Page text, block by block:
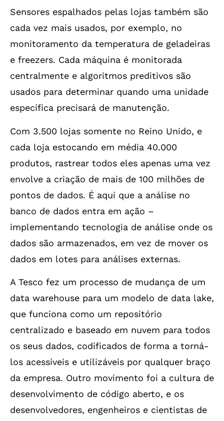
Sensores espalhados pelas lojas também são
cada vez mais usados, por exemplo, no
monitoramento da temperatura de geladeiras
e freezers. Cada máquina é monitorada
centralmente e algoritmos preditivos são
usados para determinar quando uma unidade
específica precisará de manutenção.
Com 3.500 lojas somente no Reino Unido, e
cada loja estocando em média 40.000
produtos, rastrear todos eles apenas uma vez
envolve a criação de mais de 100 milhões de
pontos de dados. É aqui que a análise no
banco de dados entra em ação –
implementando tecnologia de análise onde os
dados são armazenados, em vez de mover os
dados em lotes para análises externas.
A Tesco fez um processo de mudança de um
data warehouse para um modelo de data lake,
que funciona como um repositório
centralizado e baseado em nuvem para todos
os seus dados, codificados de forma a torná-
los acessíveis e utilizáveis por qualquer braço
da empresa. Outro movimento foi a cultura de
desenvolvimento de código aberto, e os
desenvolvedores, engenheiros e cientistas de